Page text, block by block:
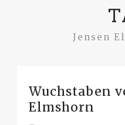
Jensen
Wuchstaben
Elmshorn